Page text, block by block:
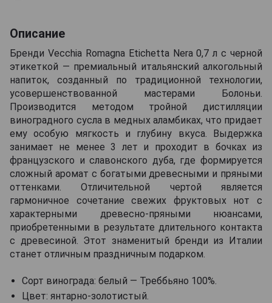
Описание
Бренди Vecchia Romagna Etichetta Nera 0,7 л с черной
этикеткой — премиальный итальянский алкогольный
напиток, созданный по традиционной технологии,
усовершенствованной мастерами Болоньи.
Производится методом тройной дистилляции
виноградного сусла в медных аламбиках, что придает
ему особую мягкость и глубину вкуса. Выдержка
занимает не менее 3 лет и проходит в бочках из
французского и славонского дуба, где формируется
сложный аромат с богатыми древесными и пряными
оттенками. Отличительной чертой является
гармоничное сочетание свежих фруктовых нот с
характерными древесно-пряными нюансами,
приобретенными в результате длительного контакта
с древесиной. Этот знаменитый бренди из Италии
станет отличным праздничным подарком.
Сорт винограда: белый — Треббьяно 100%.
Цвет: янтарно-золотистый.